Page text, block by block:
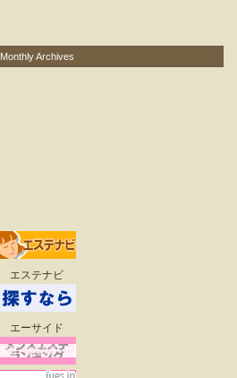
Monthly Archives
エステナビ
エーサイド